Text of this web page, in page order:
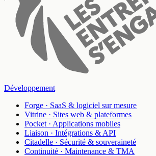
Développement
Forge · SaaS & logiciel sur mesure
Vitrine · Sites web & plateformes
Pocket · Applications mobiles
Liaison · Intégrations & API
Citadelle · Sécurité & souveraineté
Continuité · Maintenance & TMA